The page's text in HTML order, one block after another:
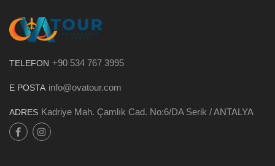
TELEFON +90 534 767 3995
E POSTA info@ovatour.com
ADRES Kadriye Mah. Çamlık Cad. No:6/DA Serik / ANTALYA